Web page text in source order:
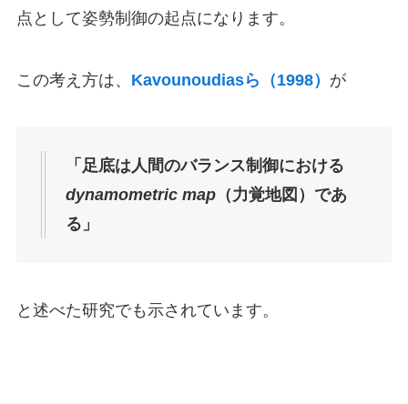
点として姿勢制御の起点になります。
この考え方は、 Kavounoudiasら（1998） が
「足底は人間のバランス制御における
dynamometric map（力覚地図）であ
る」
と述べた研究でも示されています。